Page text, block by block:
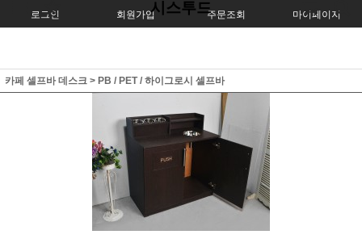
로그인 회원가입 주문조회 마이페이지
시스투드
카페 셀프바 데스크 > PB / PET / 하이그로시 셀프바